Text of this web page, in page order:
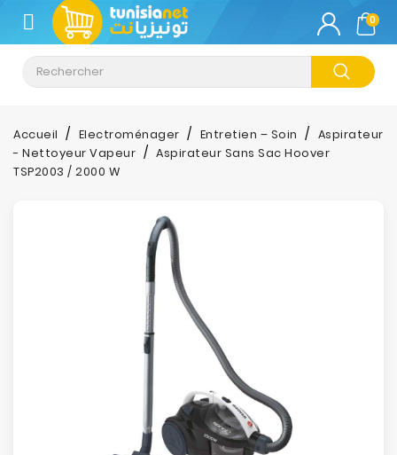
CATÉGORIE
Climatisation
Informatique
Téléphonie
0
Accueil Electroménager Entretien – Soin
Aspirateur
- Nettoyeur Vapeur
Aspirateur Sans Sac Hoover
TSP2003 / 2000 W